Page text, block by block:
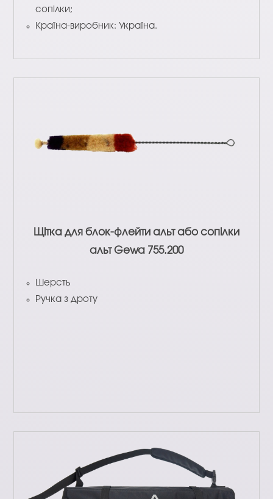
сопілки;
Країна-виробник: Україна.
Щітка для блок-флейти альт або сопілки
альт Gewa 755.200
Шерсть
Ручка з дроту